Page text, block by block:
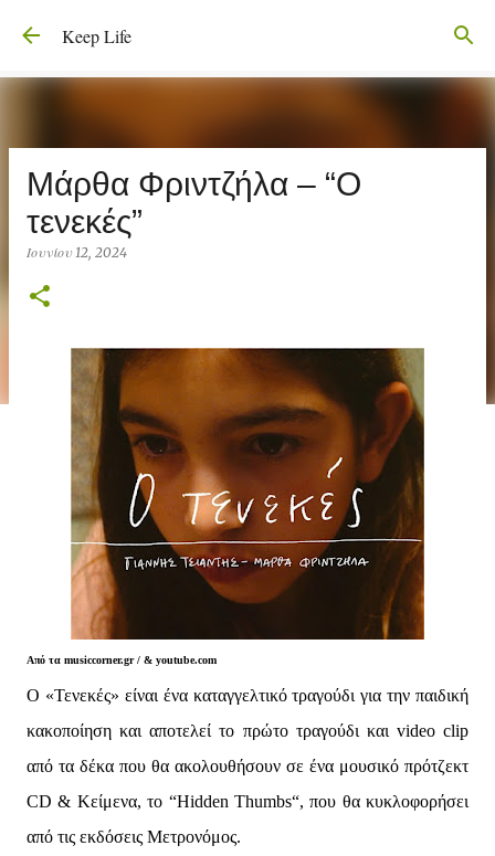
Μετάβαση στο κύριο περιεχόμενο
Keep Life
Μάρθα Φριντζήλα – “Ο
τενεκές”
Ιουνίου 12, 2024
Από τα musiccorner.gr / & youtube.com
Ο «Τενεκές» είναι ένα καταγγελτικό τραγούδι για την παιδική
κακοποίηση και αποτελεί το πρώτο τραγούδι και video clip
από τα δέκα που θα ακολουθήσουν σε ένα μουσικό πρότζεκτ
CD & Κείμενα, το “Hidden Thumbs“, που θα κυκλοφορήσει
από τις εκδόσεις Μετρονόμος.